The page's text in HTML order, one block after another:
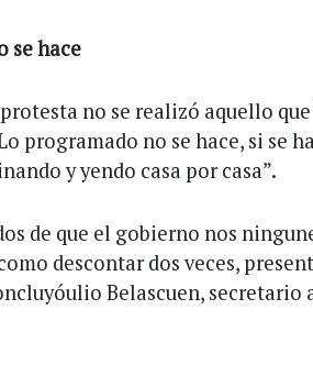
se hace
no se realizó aquello que
programado no se hace, si se
y yendo casa por casa”.
de que el gobierno nos
descontar dos veces,
Belascuen, secretario